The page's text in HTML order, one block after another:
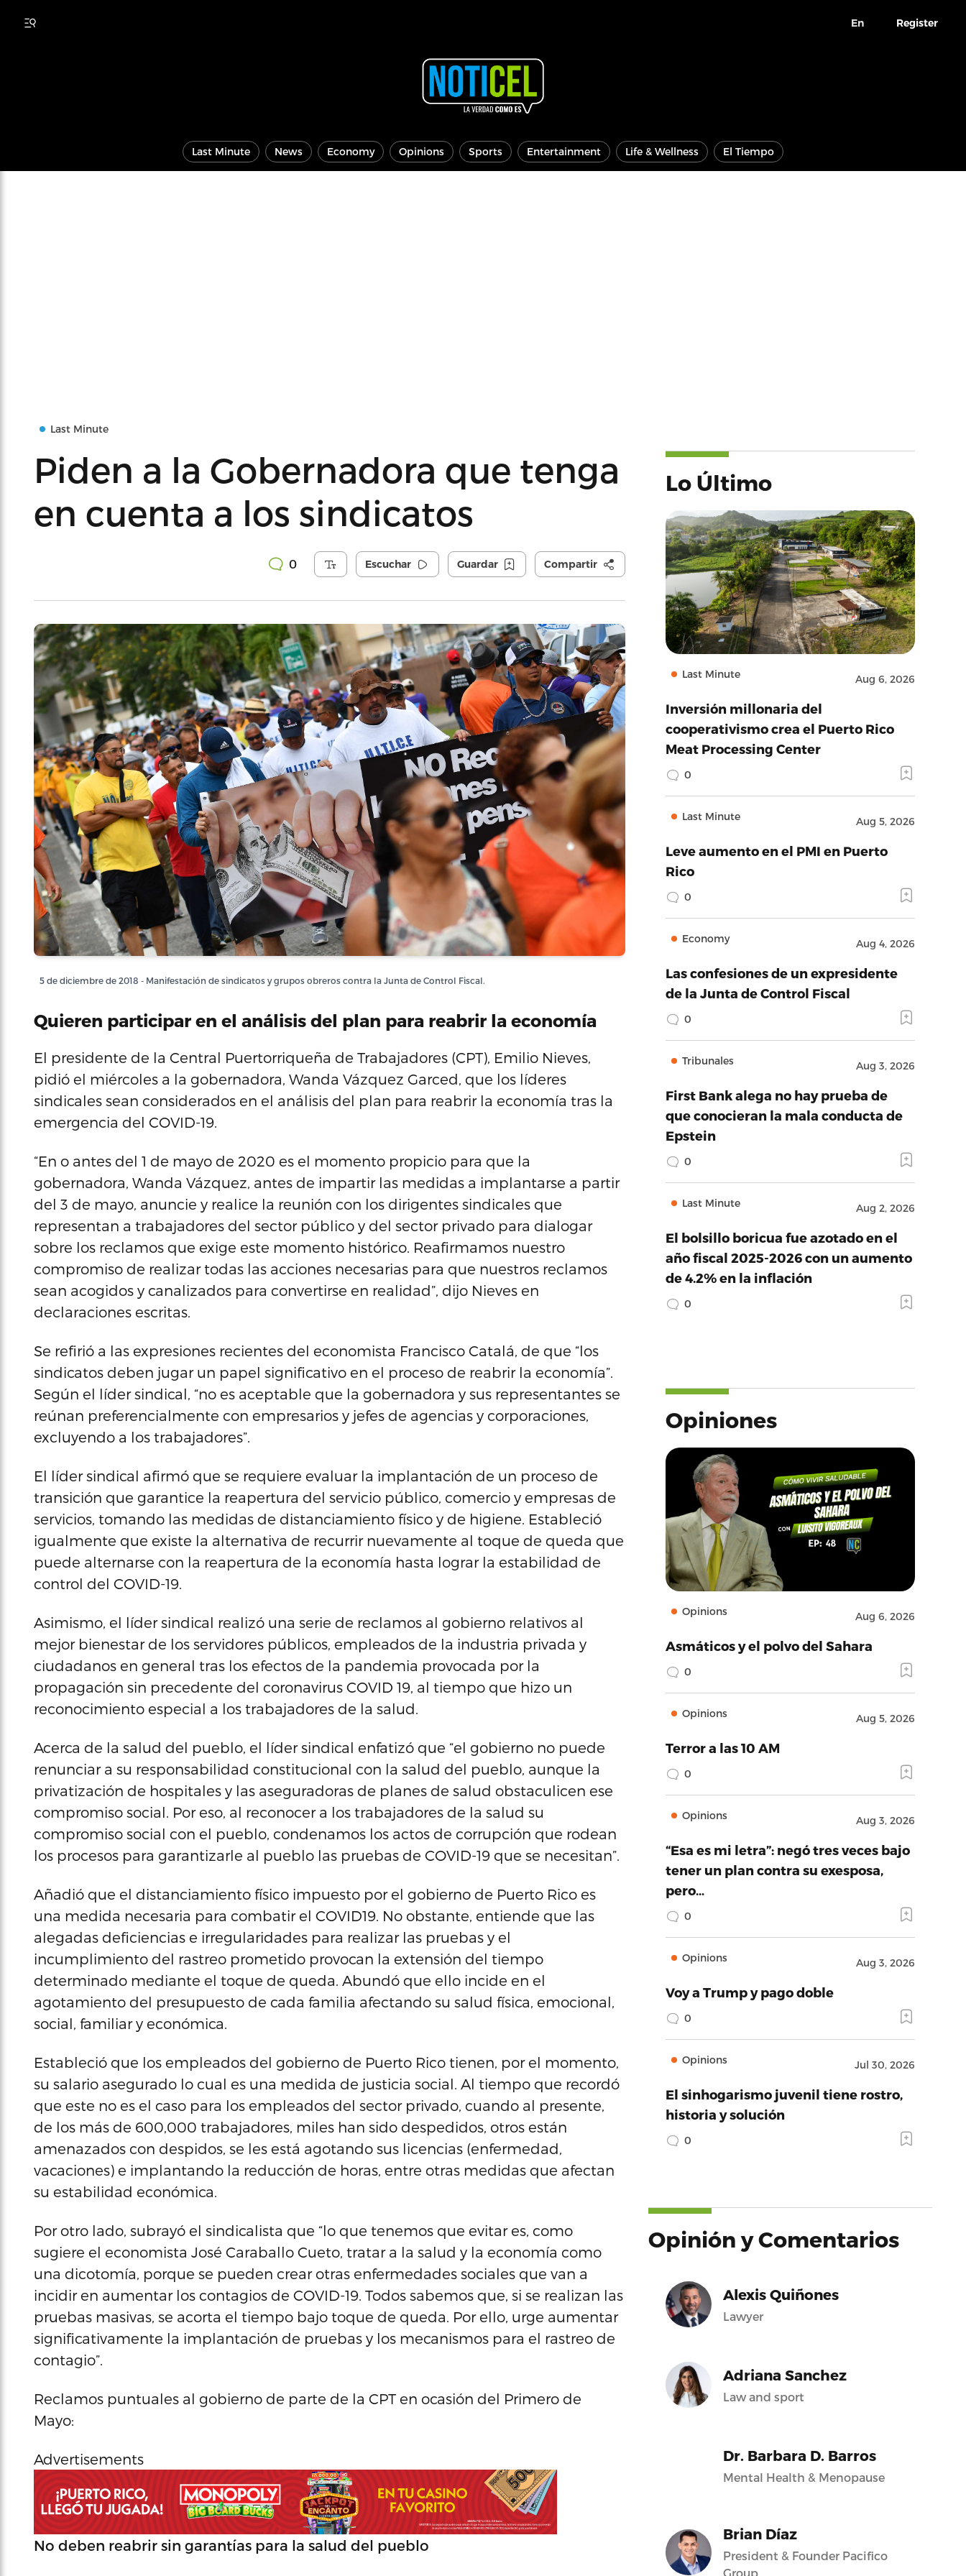
En Register
Last Minute News Economy Opinions Sports Entertainment Life & Wellness El Tiempo
Last Minute
Piden a la Gobernadora que tenga
en cuenta a los sindicatos
0 Escuchar Guardar Compartir
5 de diciembre de 2018 - Manifestación de sindicatos y grupos obreros contra la Junta de Control Fiscal.
Quieren participar en el análisis del plan para reabrir la economía
El presidente de la Central Puertorriqueña de Trabajadores (CPT), Emilio Nieves,
pidió el miércoles a la gobernadora, Wanda Vázquez Garced, que los líderes
sindicales sean considerados en el análisis del plan para reabrir la economía tras la
emergencia del COVID-19.
“En o antes del 1 de mayo de 2020 es el momento propicio para que la
gobernadora, Wanda Vázquez, antes de impartir las medidas a implantarse a partir
del 3 de mayo, anuncie y realice la reunión con los dirigentes sindicales que
representan a trabajadores del sector público y del sector privado para dialogar
sobre los reclamos que exige este momento histórico. Reafirmamos nuestro
compromiso de realizar todas las acciones necesarias para que nuestros reclamos
sean acogidos y canalizados para convertirse en realidad”, dijo Nieves en
declaraciones escritas.
Se refirió a las expresiones recientes del economista Francisco Catalá, de que “los
sindicatos deben jugar un papel significativo en el proceso de reabrir la economía”.
Según el líder sindical, “no es aceptable que la gobernadora y sus representantes se
reúnan preferencialmente con empresarios y jefes de agencias y corporaciones,
excluyendo a los trabajadores”.
El líder sindical afirmó que se requiere evaluar la implantación de un proceso de
transición que garantice la reapertura del servicio público, comercio y empresas de
servicios, tomando las medidas de distanciamiento físico y de higiene. Estableció
igualmente que existe la alternativa de recurrir nuevamente al toque de queda que
puede alternarse con la reapertura de la economía hasta lograr la estabilidad de
control del COVID-19.
Asimismo, el líder sindical realizó una serie de reclamos al gobierno relativos al
mejor bienestar de los servidores públicos, empleados de la industria privada y
ciudadanos en general tras los efectos de la pandemia provocada por la
propagación sin precedente del coronavirus COVID 19, al tiempo que hizo un
reconocimiento especial a los trabajadores de la salud.
Acerca de la salud del pueblo, el líder sindical enfatizó que “el gobierno no puede
renunciar a su responsabilidad constitucional con la salud del pueblo, aunque la
privatización de hospitales y las aseguradoras de planes de salud obstaculicen ese
compromiso social. Por eso, al reconocer a los trabajadores de la salud su
compromiso social con el pueblo, condenamos los actos de corrupción que rodean
los procesos para garantizarle al pueblo las pruebas de COVID-19 que se necesitan”.
Añadió que el distanciamiento físico impuesto por el gobierno de Puerto Rico es
una medida necesaria para combatir el COVID19. No obstante, entiende que las
alegadas deficiencias e irregularidades para realizar las pruebas y el
incumplimiento del rastreo prometido provocan la extensión del tiempo
determinado mediante el toque de queda. Abundó que ello incide en el
agotamiento del presupuesto de cada familia afectando su salud física, emocional,
social, familiar y económica.
Estableció que los empleados del gobierno de Puerto Rico tienen, por el momento,
su salario asegurado lo cual es una medida de justicia social. Al tiempo que recordó
que este no es el caso para los empleados del sector privado, cuando al presente,
de los más de 600,000 trabajadores, miles han sido despedidos, otros están
amenazados con despidos, se les está agotando sus licencias (enfermedad,
vacaciones) e implantando la reducción de horas, entre otras medidas que afectan
su estabilidad económica.
Por otro lado, subrayó el sindicalista que “lo que tenemos que evitar es, como
sugiere el economista José Caraballo Cueto, tratar a la salud y la economía como
una dicotomía, porque se pueden crear otras enfermedades sociales que van a
incidir en aumentar los contagios de COVID-19. Todos sabemos que, si se realizan las
pruebas masivas, se acorta el tiempo bajo toque de queda. Por ello, urge aumentar
significativamente la implantación de pruebas y los mecanismos para el rastreo de
contagio”.
Reclamos puntuales al gobierno de parte de la CPT en ocasión del Primero de
Mayo:
Advertisements
No deben reabrir sin garantías para la salud del pueblo
Lo Último
Last Minute Aug 6, 2026
Inversión millonaria del
cooperativismo crea el Puerto Rico
Meat Processing Center
0
Last Minute Aug 5, 2026
Leve aumento en el PMI en Puerto
Rico
0
Economy Aug 4, 2026
Las confesiones de un expresidente
de la Junta de Control Fiscal
0
Tribunales Aug 3, 2026
First Bank alega no hay prueba de
que conocieran la mala conducta de
Epstein
0
Last Minute Aug 2, 2026
El bolsillo boricua fue azotado en el
año fiscal 2025-2026 con un aumento
de 4.2% en la inflación
0
Opiniones
Opinions Aug 6, 2026
Asmáticos y el polvo del Sahara
0
Opinions Aug 5, 2026
Terror a las 10 AM
0
Opinions Aug 3, 2026
“Esa es mi letra”: negó tres veces bajo
tener un plan contra su exesposa,
pero…
0
Opinions Aug 3, 2026
Voy a Trump y pago doble
0
Opinions Jul 30, 2026
El sinhogarismo juvenil tiene rostro,
historia y solución
0
Opinión y Comentarios
Alexis Quiñones
Lawyer
Adriana Sanchez
Law and sport
Dr. Barbara D. Barros
Mental Health & Menopause
Brian Díaz
President & Founder Pacifico
Group